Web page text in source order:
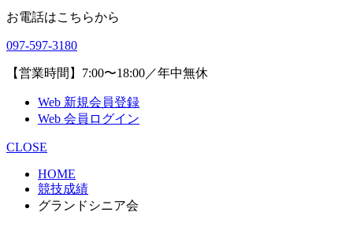
お電話はこちらから
097-597-3180
【営業時間】7:00〜18:00／年中無休
Web 新規会員登録
Web 会員ログイン
CLOSE
HOME
競技成績
グランドシニア会